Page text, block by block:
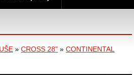
» CROSS 28" » CONTINENTAL